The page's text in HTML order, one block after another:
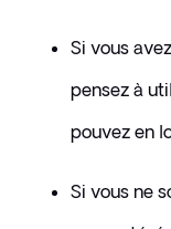
Si vous
pensez à
pouvez en
Si vous ne